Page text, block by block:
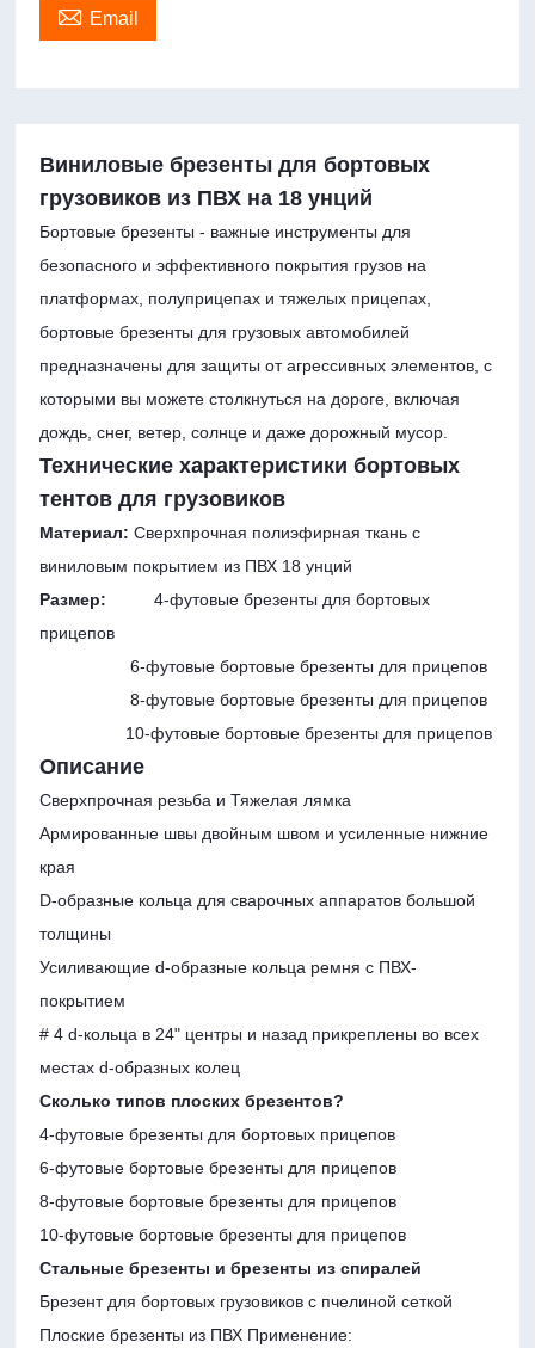
 Email
Виниловые брезенты для бортовых
грузовиков из ПВХ на 18 унций
Бортовые брезенты - важные инструменты для
безопасного и эффективного покрытия грузов на
платформах, полуприцепах и тяжелых прицепах,
бортовые брезенты для грузовых автомобилей
предназначены для защиты от агрессивных элементов, с
которыми вы можете столкнуться на дороге, включая
дождь, снег, ветер, солнце и даже дорожный мусор.
Технические характеристики бортовых
тентов для грузовиков
Материал:Сверхпрочная полиэфирная ткань с
виниловым покрытием из ПВХ 18 унций
Размер:
4-футовые брезенты для бортовых
прицепов
6-футовые бортовые брезенты для прицепов
8-футовые бортовые брезенты для прицепов
10-футовые бортовые брезенты для прицепов
Описание
Сверхпрочная резьба иТяжелая лямка
Армированные швы двойным швом иусиленные нижние
края
D-образные кольца для сварочных аппаратов большой
толщины
Усиливающие d-образные кольца ремня с ПВХ-
покрытием
# 4 d-кольца в 24" центры и назад прикреплены во всех
местах d-образных колец
Сколько типов плоских брезентов?
4-футовые брезенты для бортовых прицепов
6-футовые бортовые брезенты для прицепов
8-футовые бортовые брезенты для прицепов
10-футовые бортовые брезенты для прицепов
Стальные брезенты и брезенты из спиралей
Брезент для бортовых грузовиков с пчелиной сеткой
Плоские брезенты из ПВХ Применение: